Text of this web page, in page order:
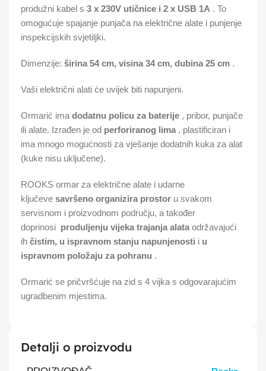
produžni kabel s 3 x 230V utičnice i 2 x USB 1A . To
omogućuje spajanje punjača na električne alate i punjenje
inspekcijskih svjetiljki.
Dimenzije: širina 54 cm, visina 34 cm, dubina 25 cm .
Vaši električni alati će uvijek biti napunjeni.
Ormarić ima dodatnu policu za baterije , pribor, punjače
ili alate. Izrađen je od perforiranog lima , plastificiran i
ima mnogo mogućnosti za vješanje dodatnih kuka za alat
(kuke nisu uključene).
ROOKS ormar za električne alate i udarne
ključeve savršeno organizira prostor u svakom
servisnom i proizvodnom području, a također
doprinosi produljenju vijeka trajanja alata održavajući
ih čistim, u ispravnom stanju napunjenosti i u
ispravnom položaju za pohranu .
Ormarić se pričvršćuje na zid s 4 vijka s odgovarajućim
ugradbenim mjestima.
Detalji o proizvodu